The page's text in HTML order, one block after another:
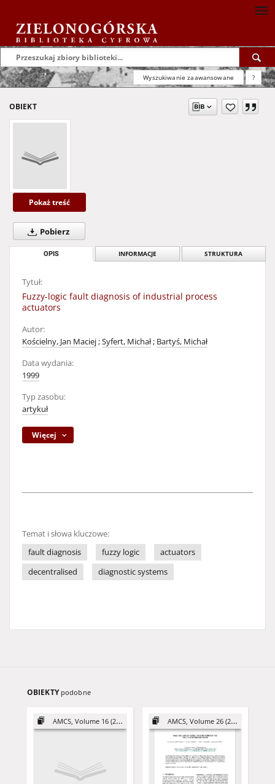
Wyszukiwanie zaawansowane ?
OBIEKT
Pokaż treść
Pobierz
OPIS INFORMACJE STRUKTURA
Tytuł:
Fuzzy-logic fault diagnosis of industrial process
actuators
Autor:
Kościelny, Jan Maciej;Syfert, Michał; Bartyś, Michał
Data wydania:
1999
Typ zasobu:
artykuł
Więcej
Temat i słowa kluczowe:
fault diagnosis
fuzzy logic
actuators
decentralised
diagnostic systems
OBIEKTY podobne
AMCS, Volume 16 (2006) AMCS, Volume 26 (2016)